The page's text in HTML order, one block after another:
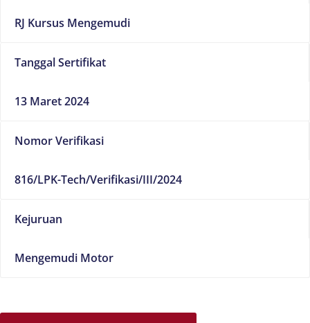
RJ Kursus Mengemudi
Tanggal Sertifikat
13 Maret 2024
Nomor Verifikasi
816/LPK-Tech/Verifikasi/III/2024
Kejuruan
Mengemudi Motor